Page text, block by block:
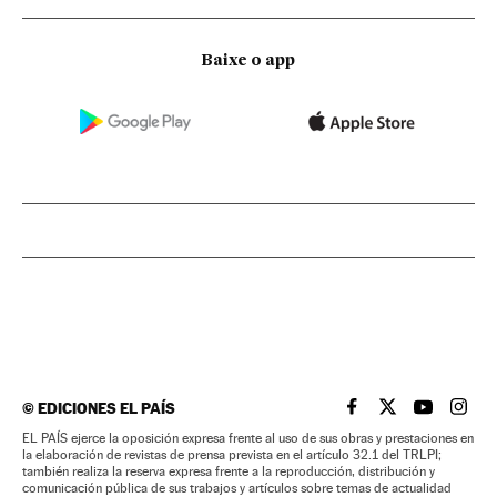
Baixe o app
©EDICIONES EL PAÍS EL PAÍS BRASIL EN
EL PAÍSEL PAÍS
EL
EL PAÍS ejerce la oposición expresa frente al uso de sus obras y prestaciones en
la elaboración de revistas de prensa prevista en el artículo 32.1 del TRLPI;
también realiza la reserva expresa frente a la reproducción, distribución y
comunicación pública de sus trabajos y artículos sobre temas de actualidad